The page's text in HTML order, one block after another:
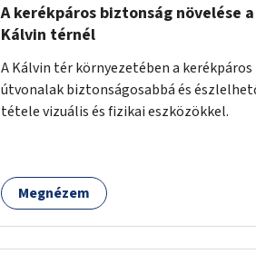
A kerékpáros biztonság növelése a
Kálvin térnél
A Kálvin tér környezetében a kerékpáros
útvonalak biztonságosabbá és
tétele vizuális és fizikai eszközökkel.
Megnézem